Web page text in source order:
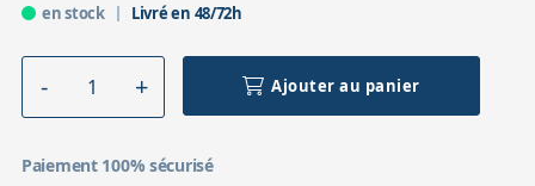
en stock Livré en 48/72h
Ajouter au panier
Paiement 100% sécurisé